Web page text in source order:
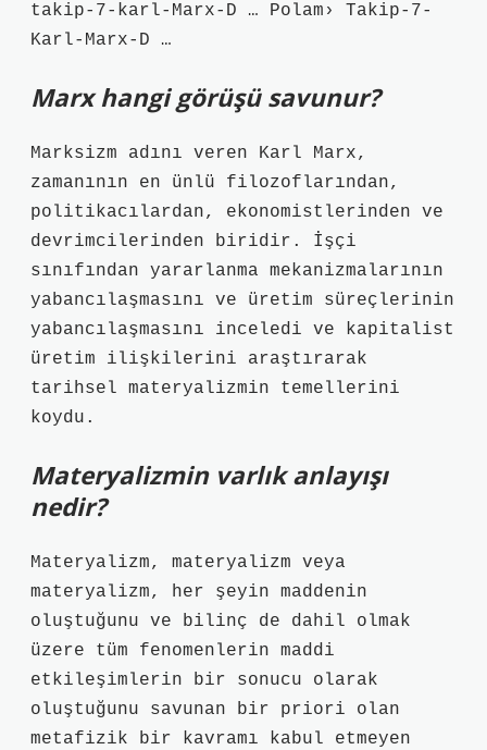
takip-7-karl-Marx-D … Polam› Takip-7-
Karl-Marx-D …
Marx hangi görüşü savunur?
Marksizm adını veren Karl Marx,
zamanının en ünlü filozoflarından,
politikacılardan, ekonomistlerinden ve
devrimcilerinden biridir. İşçi
sınıfından yararlanma mekanizmalarının
yabancılaşmasını ve üretim süreçlerinin
yabancılaşmasını inceledi ve kapitalist
üretim ilişkilerini araştırarak
tarihsel materyalizmin temellerini
koydu.
Materyalizmin varlık anlayışı
nedir?
Materyalizm, materyalizm veya
materyalizm, her şeyin maddenin
oluştuğunu ve bilinç de dahil olmak
üzere tüm fenomenlerin maddi
etkileşimlerin bir sonucu olarak
oluştuğunu savunan bir priori olan
metafizik bir kavramı kabul etmeyen